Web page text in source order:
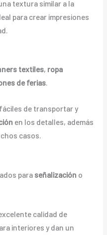
textura similar a la
para crear impresiones
textiles, ropa
de ferias.
de transportar y
en los detalles, además
casos.
para señalización o
calidad de
interiores y dan un